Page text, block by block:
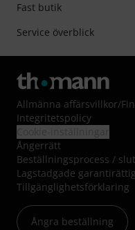
Fast butik
Service överblick
Allmänna affärsvillkor/
Integritetspolicy
Ångerrätt
Beställningsprocess /
Lagstadgade
Tillgänglighetsförklaring
Ångra beställning